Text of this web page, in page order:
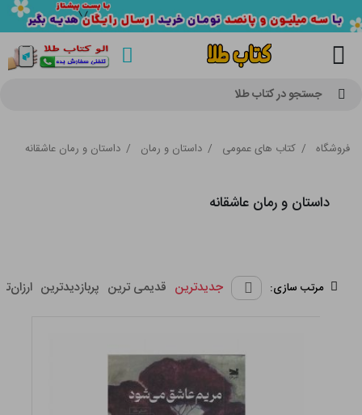
جستجو در کتاب طلا
فروشگاه / کتاب های عمومی / داستان و رمان / داستان و رمان عاشقانه
داستان و رمان عاشقانه
مرتب سازی: جدیدترین قدیمی ترین پربازدیدترین